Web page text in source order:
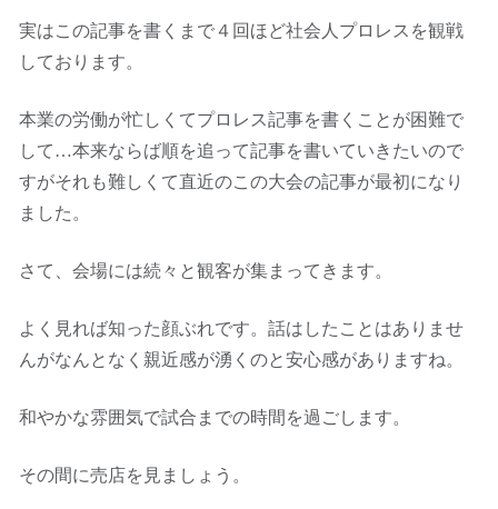
実はこの記事を書くまで４回ほど社会人プロレスを観戦
しております。
本業の労働が忙しくてプロレス記事を書くことが困難で
して…本来ならば順を追って記事を書いていきたいので
すがそれも難しくて直近のこの大会の記事が最初になり
ました。
さて、会場には続々と観客が集まってきます。
よく見れば知った顔ぶれです。話はしたことはありませ
んがなんとなく親近感が湧くのと安心感がありますね。
和やかな雰囲気で試合までの時間を過ごします。
その間に売店を見ましょう。